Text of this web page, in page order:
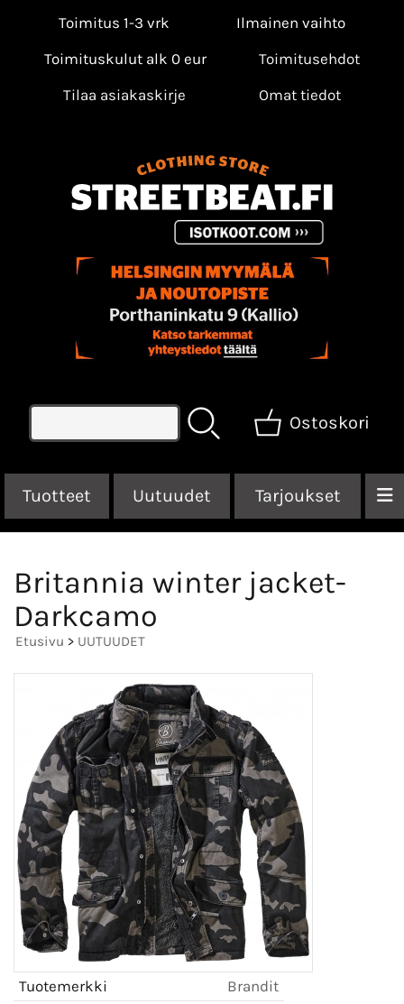
Toimitus 1-3 vrk
Ilmainen vaihto
Toimituskulut alk 0 eur
Toimitusehdot
Tilaa asiakaskirje
Omat tiedot
Ostoskori
Tuotteet Uutuudet Tarjoukset
Britannia winter jacket-
Darkcamo
Etusivu > UUTUUDET
Tuotemerkki
Brandit